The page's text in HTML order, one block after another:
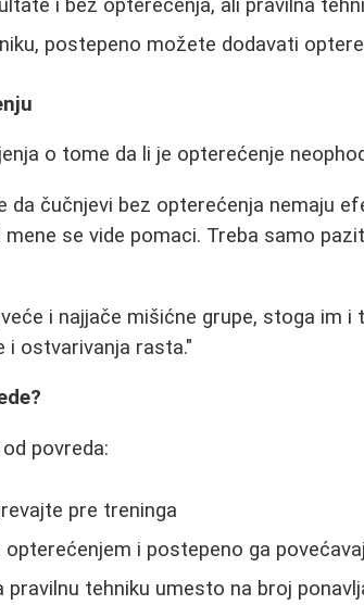
i bez opterećenja, ali pravilna
postepeno možete dodavati
o tome da li je opterećenje
da čučnjevi bez opterećenja nemaju
se vide pomaci. Treba samo
i najjače mišićne grupe, stoga im
ostvarivanja rasta."
povreda:
pre treninga
i postepeno ga
pravilnu tehniku umesto na broj